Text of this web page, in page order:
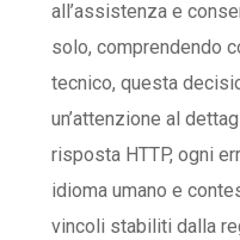
all’assistenza e
solo, comprendendo
tecnico, questa
un’attenzione al
risposta HTTP, ogni
idioma umano e
vincoli stabiliti dalla